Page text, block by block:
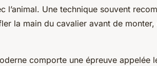
l’animal. Une technique souvent
la main du cavalier avant de
comporte une épreuve appelée